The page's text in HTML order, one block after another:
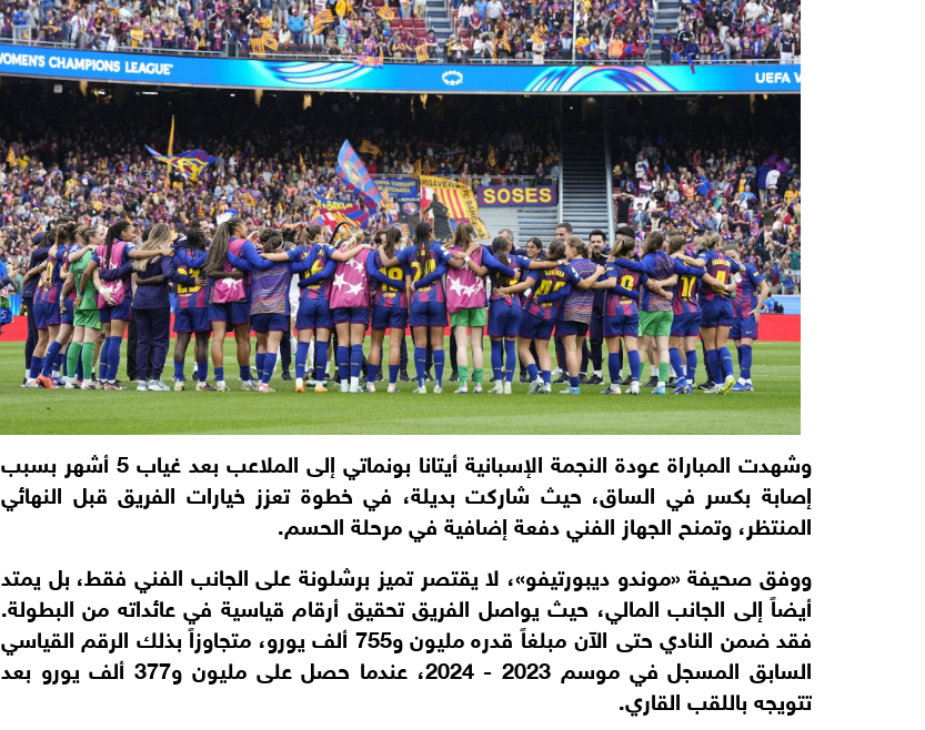
وشهدت المباراة عودة النجمة الإسبانية أيتانا بونماتي إلى الملاعب بعد غياب 5 أشهر بسبب
إصابة بكسر في الساق، حيث شاركت بديلة، في خطوة تعزز خيارات الفريق قبل النهائي
المنتظر، وتمنح الجهاز الفني دفعة إضافية في مرحلة الحسم.
ووفق صحيفة «موندو ديبورتيفو»، لا يقتصر تميز برشلونة على الجانب الفني فقط، بل يمتد
أيضاً إلى الجانب المالي، حيث يواصل الفريق تحقيق أرقام قياسية في عائداته من البطولة.
فقد ضمن النادي حتى الآن مبلغاً قدره مليون و755 ألف يورو، متجاوزاً بذلك الرقم القياسي
السابق المسجل في موسم 2023 - 2024، عندما حصل على مليون و377 ألف يورو بعد
تتويجه باللقب القاري.